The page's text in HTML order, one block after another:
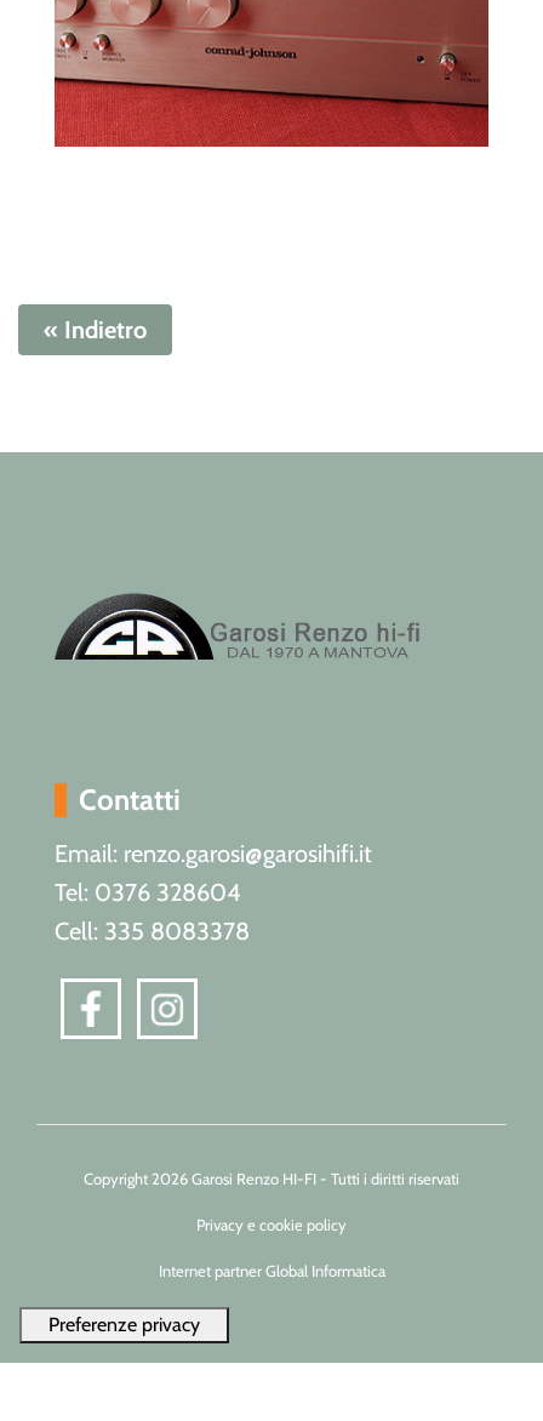
« Indietro
Contatti
Email: renzo.garosi@garosihifi.it
Tel: 0376 328604
Cell: 335 8083378
Copyright 2026 Garosi Renzo HI-FI - Tutti i diritti riservati
Privacy e cookie policy
Internet partner Global Informatica